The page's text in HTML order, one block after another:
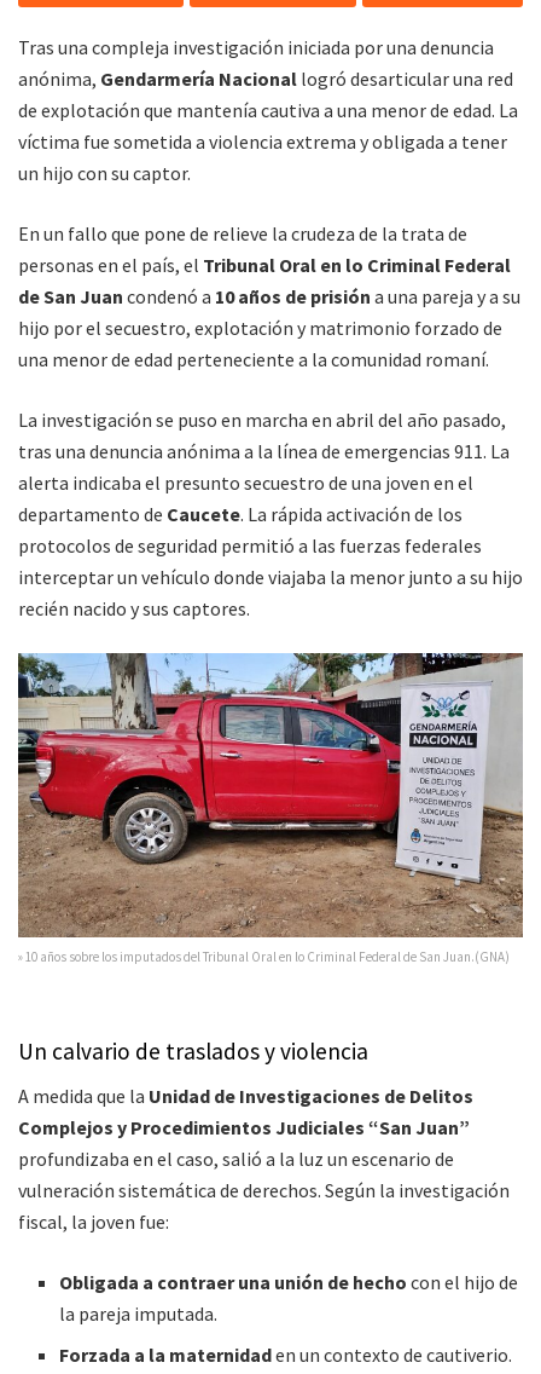
Tras una compleja investigación iniciada por una denuncia
anónima, Gendarmería Nacional logró desarticular una red
de explotación que mantenía cautiva a una menor de edad. La
víctima fue sometida a violencia extrema y obligada a tener
un hijo con su captor.
En un fallo que pone de relieve la crudeza de la trata de
personas en el país, el Tribunal Oral en lo Criminal Federal
de San Juan condenó a 10 años de prisión a una pareja y a su
hijo por el secuestro, explotación y matrimonio forzado de
una menor de edad perteneciente a la comunidad romaní.
La investigación se puso en marcha en abril del año pasado,
tras una denuncia anónima a la línea de emergencias 911. La
alerta indicaba el presunto secuestro de una joven en el
departamento de Caucete. La rápida activación de los
protocolos de seguridad permitió a las fuerzas federales
interceptar un vehículo donde viajaba la menor junto a su hijo
recién nacido y sus captores.
» 10 años sobre los imputados del Tribunal Oral en lo Criminal Federal de San Juan.(GNA)
Un calvario de traslados y violencia
A medida que la Unidad de Investigaciones de Delitos
Complejos y Procedimientos Judiciales “San Juan”
profundizaba en el caso, salió a la luz un escenario de
vulneración sistemática de derechos. Según la investigación
fiscal, la joven fue:
Obligada a contraer una unión de hecho con el hijo de
la pareja imputada.
Forzada a la maternidaden un contexto de cautiverio.